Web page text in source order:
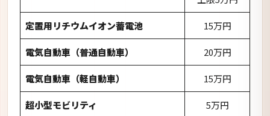
5万円
電気バイク（原動機付自転車） 5万円
Ⅴ2Ｈ充電設備 10万円
家庭用充電設備（電気自動車対応の設
備）
2万円